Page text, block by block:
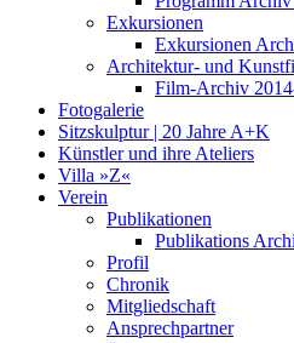
Exkursionen
Exkursionen
Architektur- und
Film-Archiv
Fotogalerie
Sitzskulptur | 20 Jahre A+K
Künstler und ihre Ateliers
Villa »Z«
Verein
Publikationen
Publikations
Profil
Chronik
Mitgliedschaft
Ansprechpartner